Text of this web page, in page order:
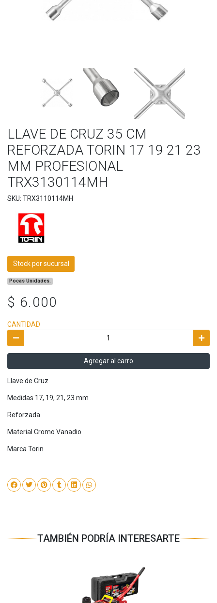
LLAVE DE CRUZ 35 CM
REFORZADA TORIN 17 19 21 23
MM PROFESIONAL
TRX3130114MH
SKU: TRX3110114MH
Stock por sucursal
Pocas Unidades.
$ 6.000
CANTIDAD
Agregar al carro
Llave de Cruz
Medidas 17, 19, 21, 23 mm
Reforzada
Material Cromo Vanadio
Marca Torin
TAMBIÉN PODRÍA INTERESARTE